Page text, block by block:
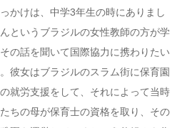
かけは、中学3年生の時にありまし
というブラジルの女性教師の方が学
の話を聞いて国際協力に携わりたい
彼女はブラジルのスラム街に保育園
就労支援をして、それによって当時
ちの母が保育士の資格を取り、その